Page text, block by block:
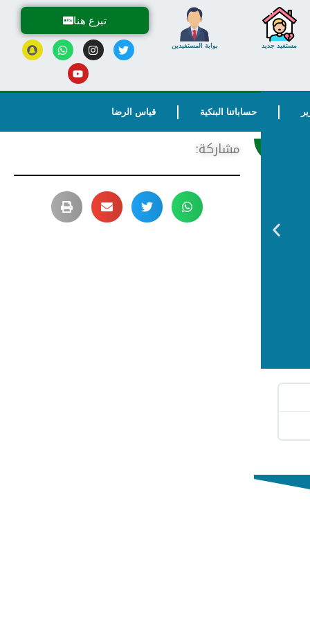
مستفيد جديد بوابة المستفيدين
تبرع هنا
حساباتنا البنكية قياس الرضا
مشاركة: